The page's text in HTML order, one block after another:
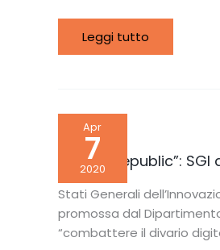
Leggi tutto
Apr
7
2020
“Digital Republic”:
Stati Generali
promossa dal
“combattere il divario
“Digital
Republic”:
SGI
adheres
to
the
project
of
the
Ministry
of